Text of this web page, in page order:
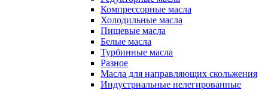
Компрессорные масла
Холодильные масла
Пищевые масла
Белые масла
Турбинные масла
Разное
Масла для направляющих скольжения
Индустриальные нелегированные